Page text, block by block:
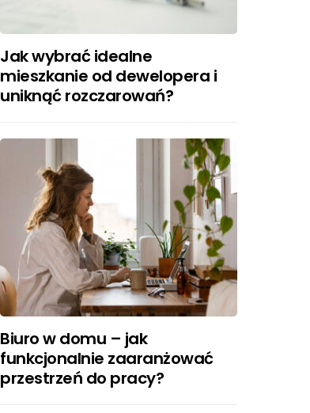
Jak wybrać idealne
mieszkanie od dewelopera i
uniknąć rozczarowań?
Biuro w domu – jak
funkcjonalnie zaaranżować
przestrzeń do pracy?